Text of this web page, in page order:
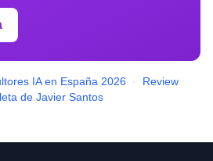
IA en España 2026 ·
Review
de Javier Santos